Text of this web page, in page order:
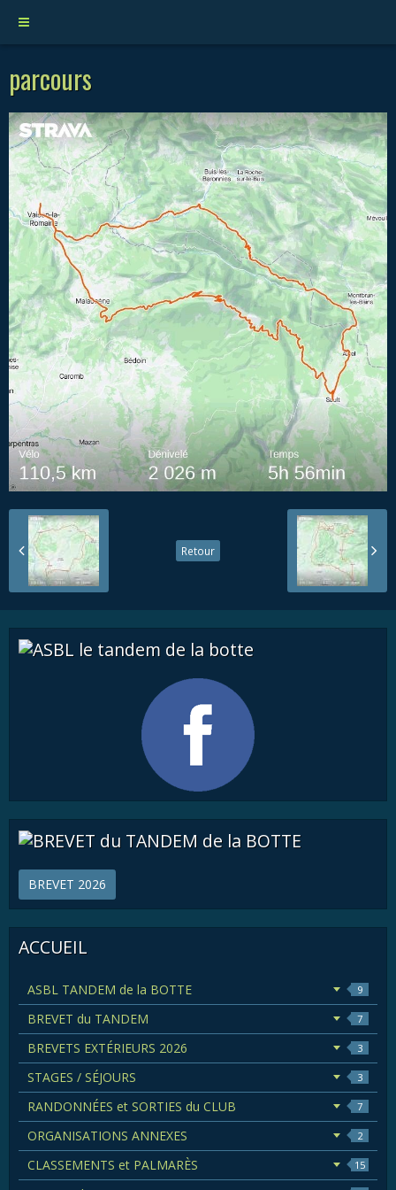
parcours
Retour
BREVET 2026
ACCUEIL
ASBL TANDEM de la BOTTE 9
BREVET du TANDEM 7
BREVETS EXTÉRIEURS 2026 3
STAGES / SÉJOURS 3
RANDONNÉES et SORTIES du CLUB 7
ORGANISATIONS ANNEXES 2
CLASSEMENTS et PALMARÈS 15